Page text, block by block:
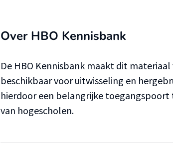
Over HBO Kennisbank
De HBO Kennisbank maakt dit
beschikbaar voor uitwisseling en
hierdoor een belangrijke
van hogescholen.